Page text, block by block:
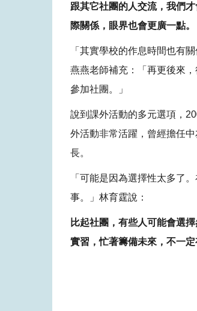
跟其它社團的人交流，我們
際關係，眼界也會更廣一點。
「其實學校的作息時間也有
燕燕老師補充：「再更後來
參加社團。」
說到課外活動的多元選項，
外活動非常活躍，曾經擔任
長。
「可能是因為選擇性太多了
事。」林育霆說：
比起社團，有些人可能會選
實習，忙著籌備未來，不一